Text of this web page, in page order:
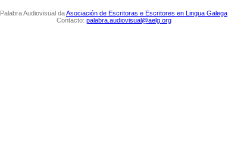
Palabra Audiovisual daAsociación de Escritoras e Escritores en Lingua Galega
Contacto: palabra.audiovisual@aelg.org